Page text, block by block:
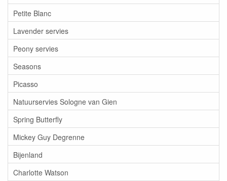
Petite Blanc
Lavender servies
Peony servies
Seasons
Picasso
Natuurservies Sologne van Gien
Spring Butterfly
Mickey Guy Degrenne
Bijenland
Charlotte Watson